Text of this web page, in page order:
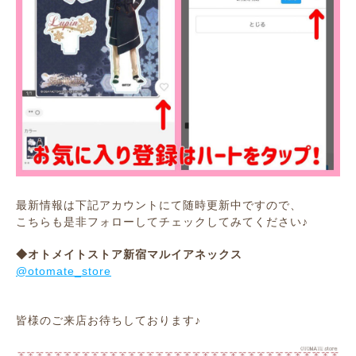
最新情報は下記アカウントにて随時更新中ですので、
こちらも是非フォローしてチェックしてみてください♪
◆オトメイトストア新宿マルイアネックス
@otomate_store
皆様のご来店お待ちしております♪